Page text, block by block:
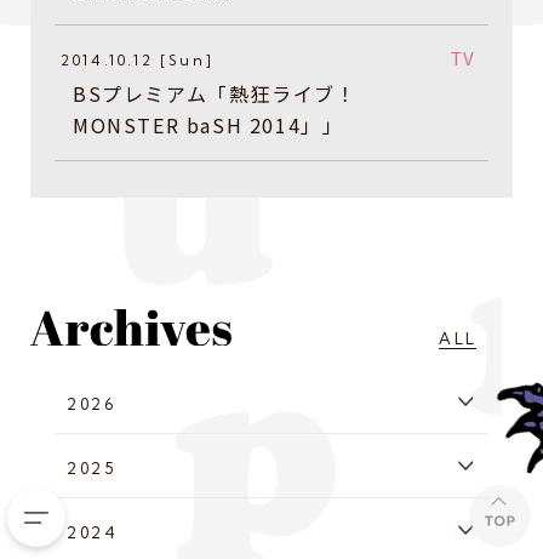
2014.10.12 [Sun] TV
BSプレミアム「熱狂ライブ！
MONSTER baSH 2014」」
ALL
2026
2025
2024